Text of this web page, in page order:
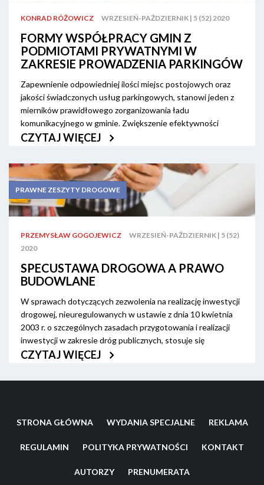
KONRAD RÓŻOWICZ WRZESIEŃ-PAŹDZIERNIK | 5 (52) 2020
FORMY WSPÓŁPRACY GMIN Z
PODMIOTAMI PRYWATNYMI W
ZAKRESIE PROWADZENIA PARKINGÓW
Zapewnienie odpowiedniej ilości miejsc postojowych oraz
jakości świadczonych usług parkingowych, stanowi jeden z
mierników prawidłowego zorganizowania ładu
komunikacyjnego w gminie. Zwiększenie efektywności
gminnych usług parkingowych może nastąpić m.in. poprzez
pomiędzy podmiotem publicznym a podmiotami prywatnymi.
CZYTAJ WIĘCEJ
PRAWNE ZESZYTY DROGOWE
PRZEMYSŁAW GOGOJEWICZ
WRZESIEŃ-PAŹDZIERNIK | 5 (52)
2020
SPECUSTAWA DROGOWA A PRAWO
BUDOWLANE
W sprawach dotyczących zezwolenia na realizację inwestycji
drogowej, nieuregulowanych w ustawie z dnia 10 kwietnia
2003 r. o szczególnych zasadach przygotowania i realizacji
inwestycji w zakresie dróg publicznych, stosuje się
odpowiednio przepisy ustawy z dnia 7 lipca 1994 r. Prawo
zasadach przygotowania i realizacji inwestycji w zakresie
planowaniu i zagospodarowaniu przestrzennym oraz
(t.j. Dz. U. z 2020 r., poz. 802 i 1086 z późn. zm.).
CZYTAJ WIĘCEJ
STRONA GŁÓWNA WYDANIA SPECJALNE REKLAMA
REGULAMIN POLITYKA PRYWATNOŚCI KONTAKT
AUTORZY PRENUMERATA